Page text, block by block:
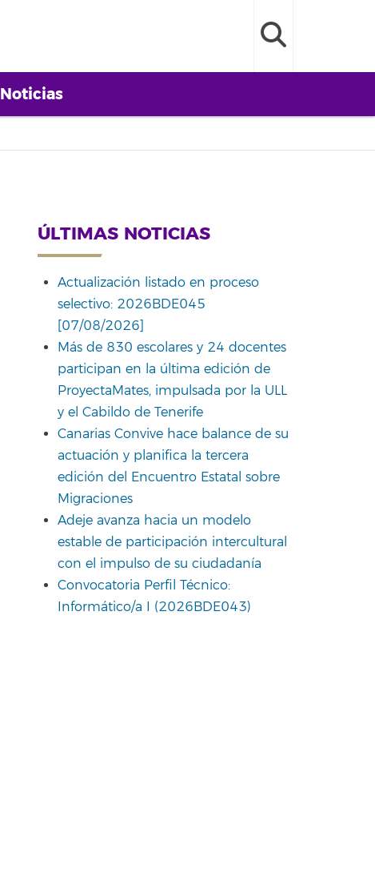
Noticias
ÚLTIMAS NOTICIAS
Actualización listado en proceso
selectivo: 2026BDE045
[07/08/2026]
Más de 830 escolares y 24 docentes
participan en la última edición de
ProyectaMates, impulsada por la ULL
y el Cabildo de Tenerife
Canarias Convive hace balance de su
actuación y planifica la tercera
edición del Encuentro Estatal sobre
Migraciones
Adeje avanza hacia un modelo
estable de participación intercultural
con el impulso de su ciudadanía
Convocatoria Perfil Técnico:
Informático/a I (2026BDE043)